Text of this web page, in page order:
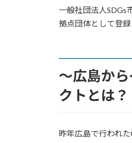
一般社団法人SDGs
拠点団体として登
～広島か
クトとは？
昨年広島で行われ